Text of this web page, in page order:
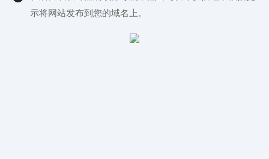
示将网站发布到您的域名上。